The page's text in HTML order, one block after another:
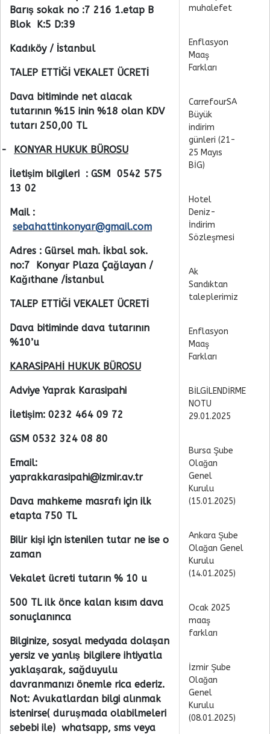
Barış sokak no :7 216 1.etap B
Blok K:5 D:39
Kadıköy / İstanbul
TALEP ETTİĞİ VEKALET ÜCRETİ
Dava bitiminde net alacak
tutarının %15 inin %18 olan KDV
tutarı 250,00 TL
KONYAR HUKUK BÜROSU
İletişim bilgileri : GSM 0542 575
13 02
Mail :
sebahattinkonyar@gmail.com
Adres : Gürsel mah. İkbal sok.
no:7 Konyar Plaza Çağlayan /
Kağıthane /İstanbul
TALEP ETTİĞİ VEKALET ÜCRETİ
Dava bitiminde dava tutarının
%10’u
KARASİPAHİ HUKUK BÜROSU
Adviye Yaprak Karasipahi
İletişim: 0232 464 09 72
GSM 0532 324 08 80
Email:
yaprakkarasipahi@izmir.av.tr
Dava mahkeme masrafı için ilk
etapta 750 TL
Bilir kişi için istenilen tutar ne ise o
zaman
Vekalet ücreti tutarın % 10 u
500 TL ilk önce kalan kısım dava
sonuçlanınca
Bilginize, sosyal medyada dolaşan
yersiz ve yanlış bilgilere ihtiyatla
yaklaşarak, sağduyulu
davranmanızı önemle rica ederiz.
Not: Avukatlardan bilgi alınmak
istenirse( duruşmada olabilmeleri
sebebi ile) whatsapp, sms veya
muhalefet
Enflasyon
Maaş
Farkları
CarrefourSA
Büyük
indirim
günleri (21-
25 Mayıs
BİG)
Hotel
Deniz-
İndirim
Sözleşmesi
Ak
Sandıktan
taleplerimiz
Enflasyon
Maaş
Farkları
BİLGİLENDİRME
NOTU
29.01.2025
Bursa Şube
Olağan
Genel
Kurulu
(15.01.2025)
Ankara Şube
Olağan Genel
Kurulu
(14.01.2025)
Ocak 2025
maaş
farkları
İzmir Şube
Olağan
Genel
Kurulu
(08.01.2025)